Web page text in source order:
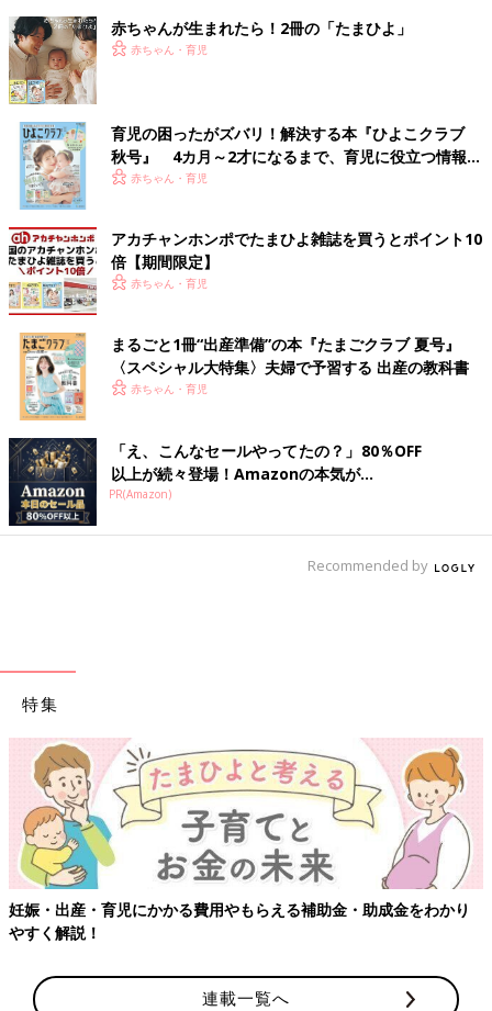
赤ちゃんが生まれたら！2冊の「たまひよ」
赤ちゃん・育児
育児の困ったがズバリ！解決する本『ひよこクラブ
秋号』 4カ月～2才になるまで、育児に役立つ情報が
いっぱい！
赤ちゃん・育児
アカチャンホンポでたまひよ雑誌を買うとポイント10
倍【期間限定】
赤ちゃん・育児
まるごと1冊“出産準備”の本『たまごクラブ 夏号』
〈スペシャル大特集〉夫婦で予習する 出産の教科書
赤ちゃん・育児
「え、こんなセールやってたの？」80％OFF
以上が続々登場！Amazonの本気が...
PR(Amazon)
Recommended by
特集
妊娠・出産・育児にかかる費用やもらえる補助金・助成金をわかり
やすく解説！
連載一覧へ